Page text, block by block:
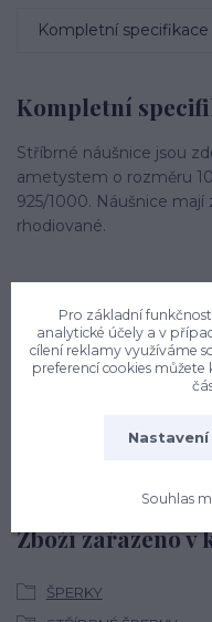
Kompletní specifikace
Kompletní
Stříbrné náušnice jsou
ametystem o rozměru
925/1000. Náušnice mají
rhodiované.
Zboží zařazeno
ŠPERKY
Nevíte si rady?
PO, PÁ: 7 - 13, ÚT, ST, ČT: 9 - 15
Pro základní
analytické účely a v
cílení reklamy využíváme
preferencí cookies
Nastavení
Souhlas